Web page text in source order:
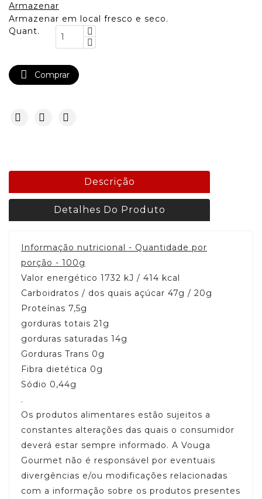
Armazenar
Armazenar em local fresco e seco.
Quant.
 Comprar
Descrição
Detalhes Do Produto
Informação nutricional - Quantidade por
porção - 100g
Valor energético 1732 kJ / 414 kcal
Carboidratos / dos quais açúcar 47g / 20g
Proteínas 7,5g
gorduras totais 21g
gorduras saturadas 14g
Gorduras Trans 0g
Fibra dietética 0g
Sódio 0,44g
.
Os produtos alimentares estão sujeitos a
constantes alterações das quais o consumidor
deverá estar sempre informado. A Vouga
Gourmet não é responsável por eventuais
divergências e/ou modificações relacionadas
com a informação sobre os produtos presentes